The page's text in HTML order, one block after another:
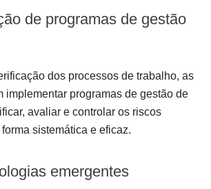
de programas de gestão
dos processos de trabalho, as
implementar programas de gestão de
avaliar e controlar os riscos
sistemática e eficaz.
emergentes